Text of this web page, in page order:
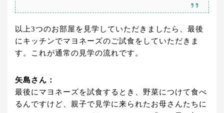
以上3つのお部屋を見学していただきましたら、最後
にキッチンでマヨネーズのご試食をしていただきま
す。これが通常の見学の流れです。
矢島さん：
最後にマヨネーズを試食するとき、野菜につけて食べ
るんですけど、親子で見学に来られたお母さんたちに